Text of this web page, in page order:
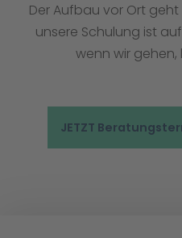
Der Aufbau vor Ort
unsere Schulung ist
wenn wir gehen,
JETZT